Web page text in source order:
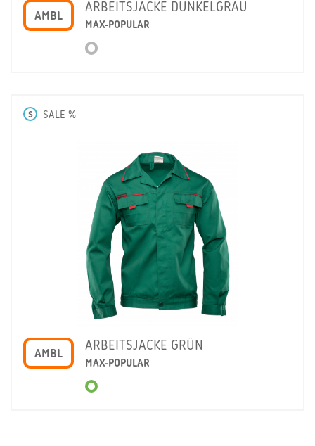
AMBL
ARBEITSJACKE DUNKELGRAU
MAX-POPULAR
S SALE %
AMBL
ARBEITSJACKE GRÜN
MAX-POPULAR